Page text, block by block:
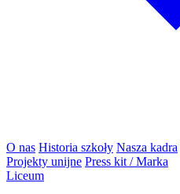
O nas Historia szkoły Nasza kadra
Projekty unijne Press kit / Marka
Liceum